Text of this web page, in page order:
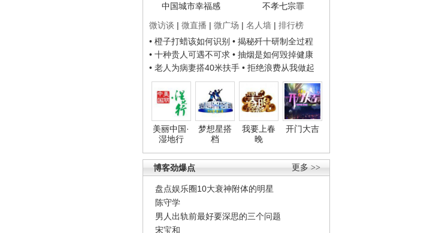
中国城市幸福感
不孝七宗罪
微访谈 | 微直播 | 微广场 | 名人墙 | 排行榜
• 橙子打蜡该如何识别 • 揭秘歼十研制全过程
• 十种贵人可遇不可求 • 抽烟是如何毁掉健康
• 老人为病妻搭40米扶手 • 拒绝浪费从我做起
美丽中国·
湿地行
梦想星搭
档
我要上春
晚
开门大吉
更多 >>
博客劲爆点
盘点娱乐圈10大衰神附体的明星
陈守学
男人出轨前最好要深思的三个问题
宋宝和